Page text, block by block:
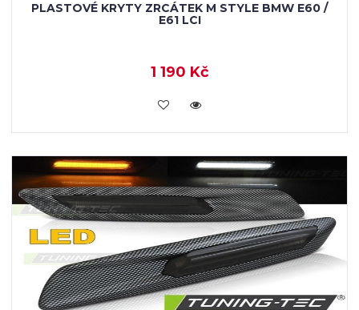
PLASTOVÉ KRYTY ZRCÁTEK M STYLE BMW E60 /
E61 LCI
1 190 Kč
KOUPIT